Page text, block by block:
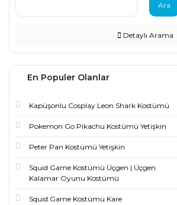
Ara
Detaylı Arama
En Populer Olanlar
Kapüşonlu Cosplay Leon Shark Kostümü
Pokemon Go Pikachu Kostümü Yetişkin
Peter Pan Kostümü Yetişkin
Squid Game Kostümü Üçgen | Üçgen
Kalamar Oyunu Kostümü
Squid Game Kostümü Kare